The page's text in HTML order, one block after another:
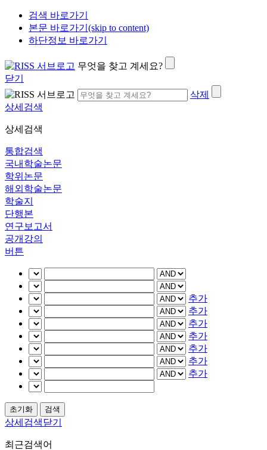
검색 바로가기
본문 바로가기(skip to content)
하단정보 바로가기
무엇을 찾고 계세요?
닫기
삭제
상세검색
상세검색
통합검색
국내학술논문
학위논문
해외학술논문
학술지
단행본
연구보고서
공개강의
버튼
추가
추가
추가
추가
추가
추가
추가
상세검색닫기
최근검색어